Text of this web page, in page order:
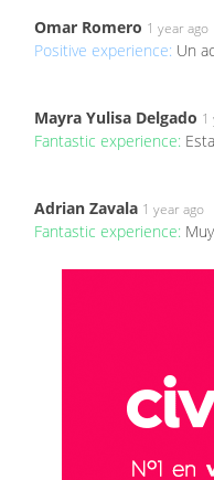
Omar Romero 1 year ago
Positive experience: Un
Mayra Yulisa Delgado 1
Fantastic experience:
Adrian Zavala 1 year ago
Fantastic experience: